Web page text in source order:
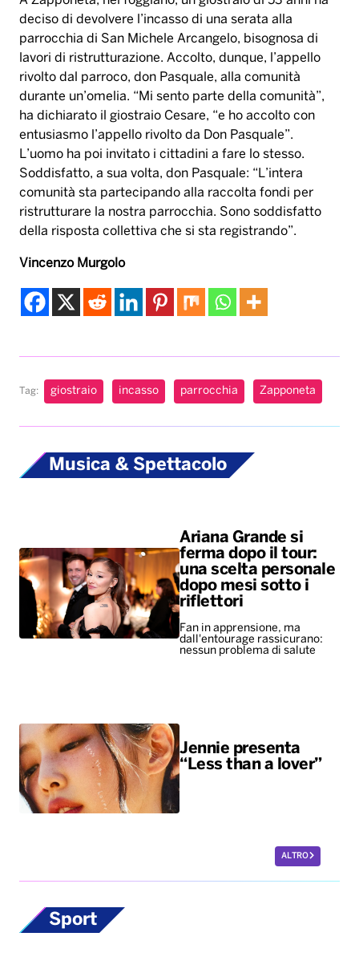
deciso di devolvere l’incasso di una serata alla
parrocchia di San Michele Arcangelo, bisognosa di
lavori di ristrutturazione. Accolto, dunque, l’appello
rivolto dal parroco, don Pasquale, alla comunità
durante un’omelia. “Mi sento parte della comunità”,
ha dichiarato il giostraio Cesare, “e ho accolto con
entusiasmo l’appello rivolto da Don Pasquale”.
L’uomo ha poi invitato i cittadini a fare lo stesso.
Soddisfatto, a sua volta, don Pasquale: “L’intera
comunità sta partecipando alla raccolta fondi per
ristrutturare la nostra parrocchia. Sono soddisfatto
della risposta collettiva che si sta registrando”.
Vincenzo Murgolo
Tag: giostraio incasso parrocchia Zapponeta
Musica & Spettacolo
Ariana Grande si
ferma dopo il tour:
una scelta personale
dopo mesi sotto i
riflettori
Fan in apprensione, ma
dall'entourage rassicurano:
nessun problema di salute
Jennie presenta
“Less than a lover”
ALTRO
Sport